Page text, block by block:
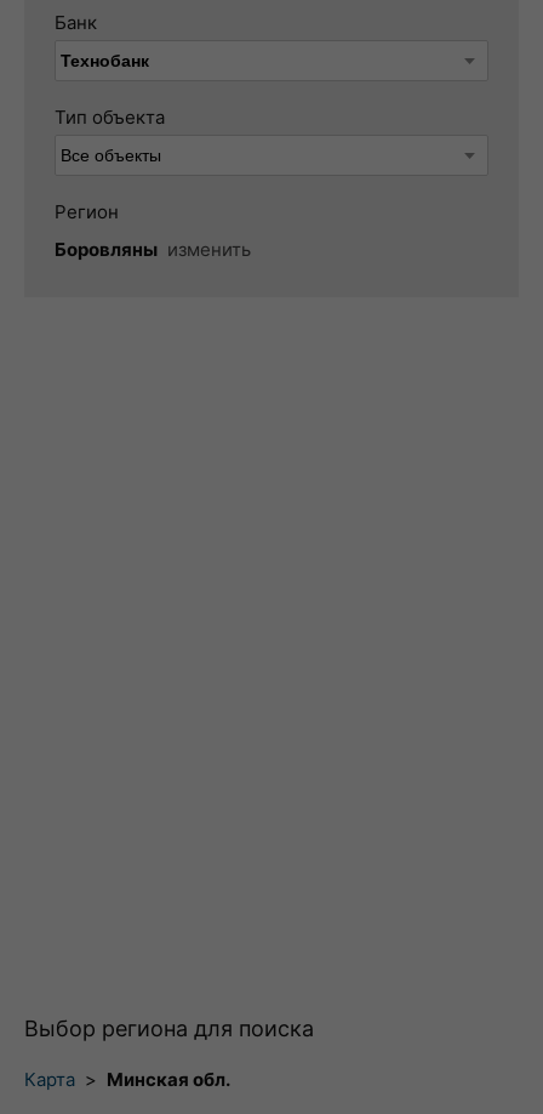
Банк
Тип объекта
Регион
Боровляны изменить
Выбор региона для поиска
Карта > Минская обл.